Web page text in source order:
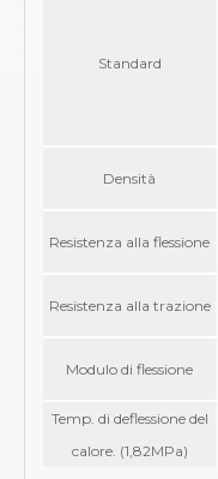
Standard
Densità
Resistenza alla flessione
Resistenza alla trazione
Modulo di flessione
Temp. di deflessione del
calore. (1,82MPa)